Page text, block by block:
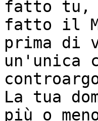
fatto tu,
fatto il
prima di
un'unica
La tua
più o